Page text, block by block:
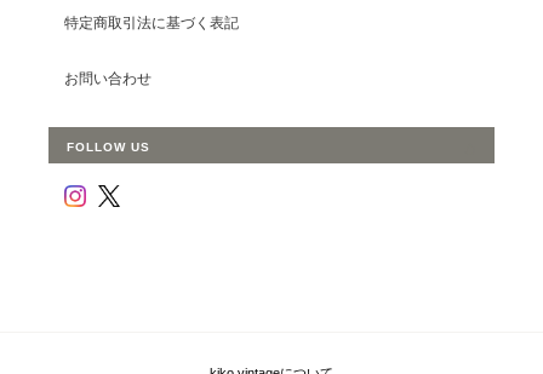
特定商取引法に基づく表記
お問い合わせ
FOLLOW US